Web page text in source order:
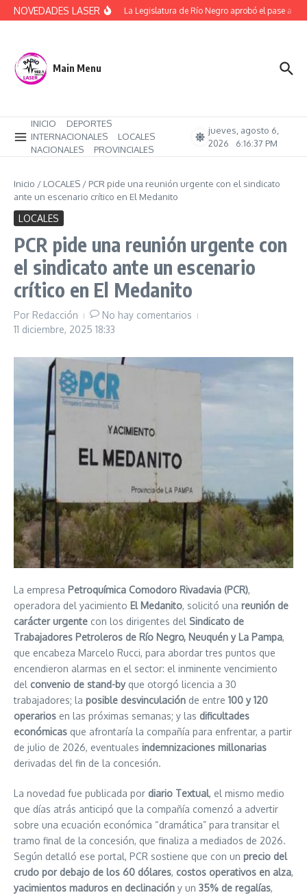
Saltar al contenido
NOVEDADES LASER(Video) La Legislatura de Río Negro aprobó el pase a
Main Menu
INICIO
DEPORTES
INTERNACIONALES
LOCALES
NACIONALES
PROVINCIALES
jueves, agosto 6,
2026
6:16:37 PM
Inicio / LOCALES / PCR pide una reunión urgente con el sindicato
ante un escenario crítico en El Medanito
LOCALES
PCR pide una reunión urgente con
el sindicato ante un escenario
crítico en El Medanito
Por Redacción
No hay comentarios
11 diciembre, 2025 18:33
La empresa Petroquímica Comodoro Rivadavia (PCR),
operadora del yacimiento El Medanito, solicitó una reunión de
carácter urgente con los dirigentes del Sindicato de
Trabajadores Petroleros de Río Negro, Neuquén y La Pampa,
que encabeza Marcelo Rucci, para abordar tres puntos que
encendieron alarmas en el sector: el inminente vencimiento
del convenio de stand-byque otorgó licencia a 30
trabajadores; la posible desvinculación de entre 100 y 120
operarios en las próximas semanas; y las dificultades
económicas que afrontaría la compañía para enfrentar, a partir
de julio de 2026, eventuales indemnizaciones millonarias
derivadas del fin de la concesión.
La novedad fue publicada por diario Textual, el mismo medio
que días atrás anticipó que la compañía comenzó a advertir
sobre una ecuación económica “dramática” para transitar el
tramo final de la concesión, que finaliza a mediados de 2026.
Según detalló ese portal, PCR sostiene que con un precio del
crudo por debajo de los 60 dólares, costos operativos en alza,
yacimientos maduros en declinación y un 35% de regalías,